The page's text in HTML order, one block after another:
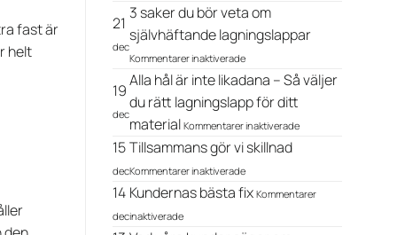
fast är
helt
som
proffs
din
garderob:
Smarta
lösningar
en
välskött
vardag
jeansen
sitter
fel
–
men
annars
är
perfekta
21
dec
3 saker du bör veta om
självhäftande lagningslappar
Kommentarer inaktiverade
saker
du
bör
veta
om
självhäftande
lagningslappar
19
dec
Alla hål är inte likadana – Så väljer
du rätt lagningslapp för ditt
material Kommentarer inaktiverade
likadana
15
dec
Tillsammans gör vi skillnad
Kommentarer inaktiverade
gör
14
dec
Kundernas bästa fix Kommentarer
inaktiverade